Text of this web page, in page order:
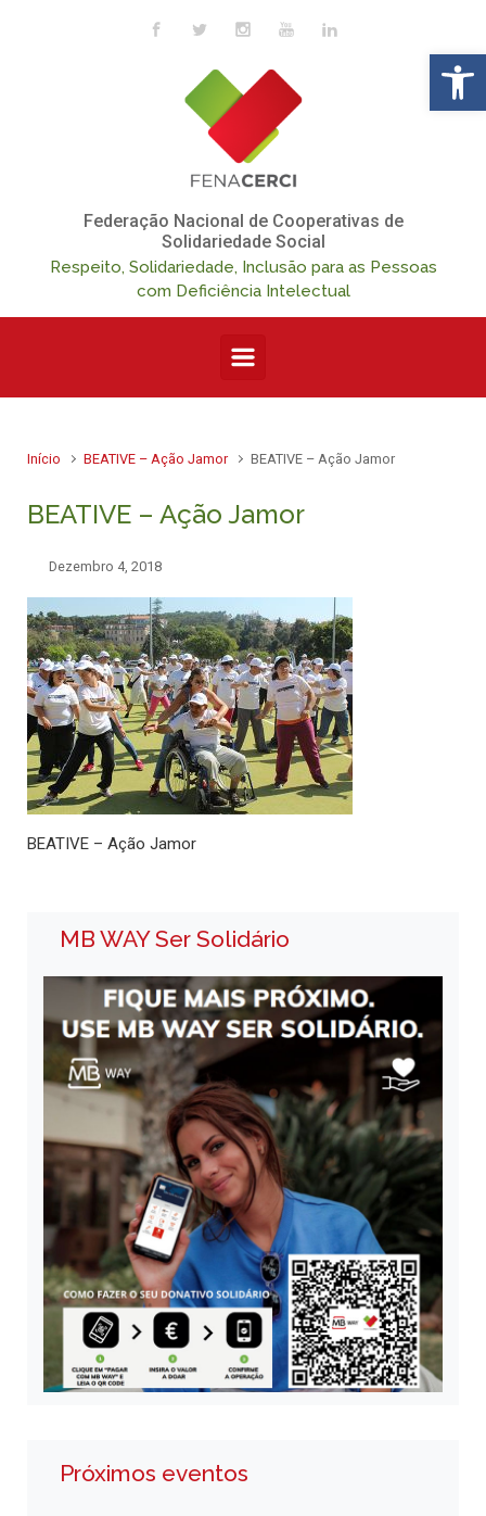
Skip to main content
Federação Nacional de Cooperativas de
Solidariedade Social
Respeito, Solidariedade, Inclusão para as Pessoas
com Deficiência Intelectual
Início BEATIVE – Ação Jamor BEATIVE – Ação Jamor
BEATIVE – Ação Jamor
Dezembro 4, 2018
BEATIVE – Ação Jamor
MB WAY Ser Solidário
Próximos eventos